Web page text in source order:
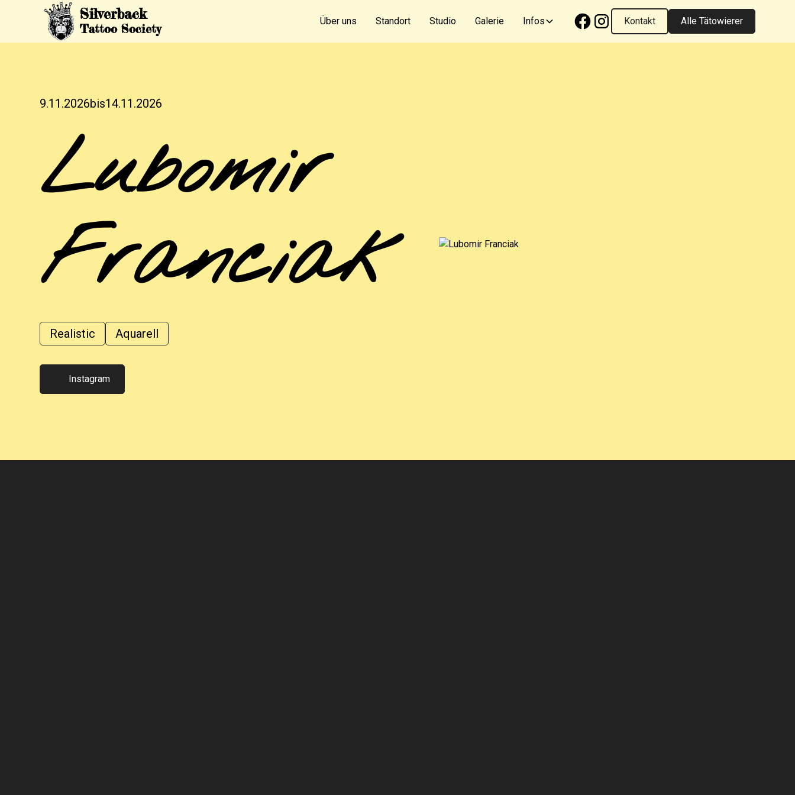
Silverback
Tattoo Society
Über uns Standort Studio Galerie Infos Kontakt Alle Tätowierer
9.11.2026bis14.11.2026
Lubomir
Franciak
Realistic Aquarell
Instagram